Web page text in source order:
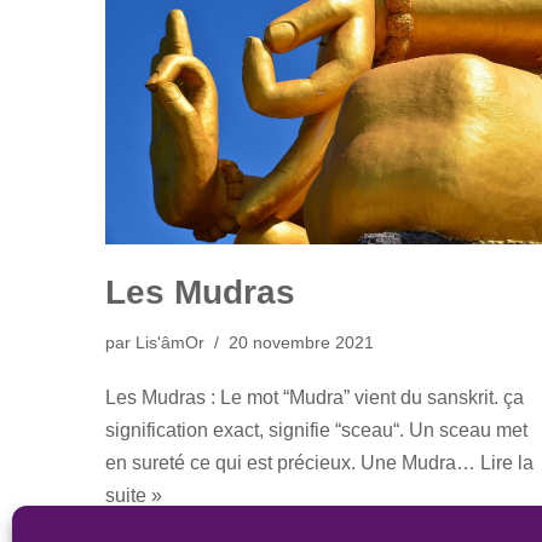
Les Mudras
par Lis'âmOr 20 novembre 2021
Les Mudras : Le mot “Mudra” vient du sanskrit. ça
signification exact, signifie “sceau“. Un sceau met
en sureté ce qui est précieux. Une Mudra… Lire la
suite »